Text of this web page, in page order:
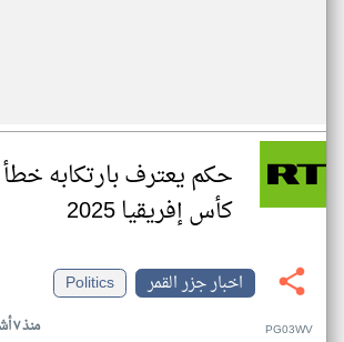
حكم يعترف بارتكابه
كأس إفريقيا 2025
اخبار جزر القمر
Politics
منذ ٧ أشهر PG03WV